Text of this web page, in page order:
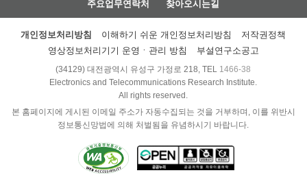
주요업무연락처 찾아오시는길
개인정보처리방침 이해하기 쉬운 개인정보처리방침
저작권정책
영상정보처리기기 운영ㆍ관리 방침
부설연구소공고
(34129) 대전광역시 유성구 가정로 218, TEL 1466-38
Electronics and Telecommunications Research Institute.
All rights reserved.
본 홈페이지에 게시된 이메일 주소가 자동수집되는 것을 거부하며, 이를 위반시
정보통신망법에 의해 처벌됨을 유념하시기 바랍니다.